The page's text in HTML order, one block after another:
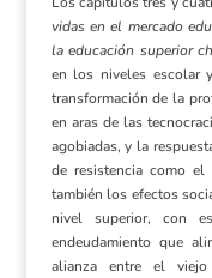
vidas en el mercado
la educación superior
en los niveles escolar
transformación de la
en aras de las
agobiadas, y la
de resistencia como
también los efectos
nivel superior, con
endeudamiento que
alianza entre el